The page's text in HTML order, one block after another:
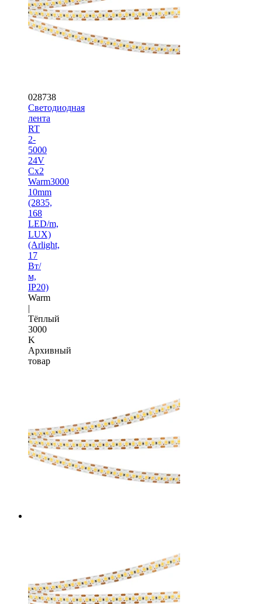
028738
Светодиодная
лента
RT
2-
5000
24V
Cx2
Warm3000
10mm
(2835,
168
LED/m,
LUX)
(Arlight,
17
Вт/
м,
IP20)
Warm
|
Тёплый
3000
K
Архивный
товар